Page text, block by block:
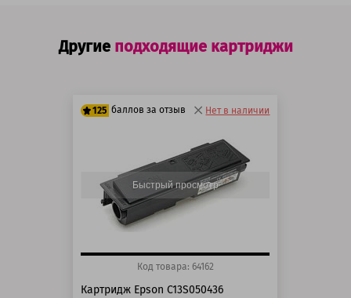
Другие подходящие картриджи
125 баллов за отзыв
125 баллов
Нет в наличии
Быстрый просмотр
Код товара: 64162
Картридж Epson C13S050436